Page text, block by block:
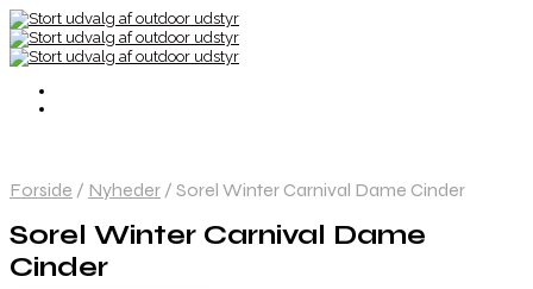
Forside / Nyheder / Sorel Winter Carnival Dame Cinder
Sorel Winter Carnival Dame
Cinder